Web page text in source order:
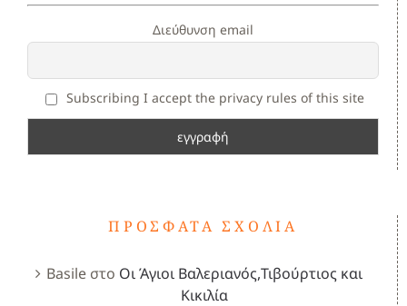
Διεύθυνση email
Subscribing I accept the privacy rules of this site
ΠΡΌΣΦΑΤΑ ΣΧΌΛΙΑ
Basileστο Οι Άγιοι Βαλεριανός,Τιβούρτιος και
Κικιλία